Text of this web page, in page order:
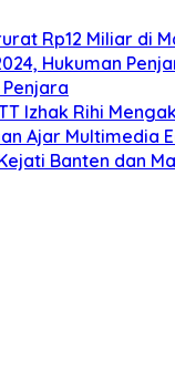
Rp12 Miliar di
Hukuman
Izhak Rihi
Ajar Multimedia
Banten dan